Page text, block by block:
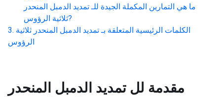
ما هي التمارين المكملة الجيدة للـ تمديد الدمبل المنحدر
ثلاثية الرؤوس?
الكلمات الرئيسية المتعلقة بـ تمديد الدمبل المنحدر ثلاثية
الرؤوس
مقدمة لل تمديد الدمبل المنحدر